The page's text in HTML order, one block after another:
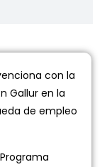
con la
Gallur en la
de empleo